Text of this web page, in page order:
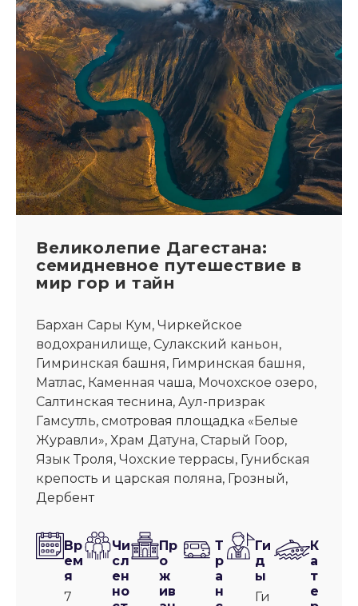
Великолепие Дагестана:
семидневное путешествие в
мир гор и тайн
Бархан Сары Кум, Чиркейское
водохранилище, Сулакский каньон,
Гимринская башня, Гимринская башня,
Матлас, Каменная чаша, Мочохское озеро,
Салтинская теснина, Аул-призрак
Гамсутль, смотровая площадка «Белые
Журавли», Храм Датуна, Старый Гоор,
Язык Троля, Чохские террасы, Гунибская
крепость и царская поляна, Грозный,
Дербент
Вр
ем
я
7
Чи
сл
ен
но
Пр
о
ж
ив
Т
р
а
н
Ги
д
ы
Ги
К
а
т
е